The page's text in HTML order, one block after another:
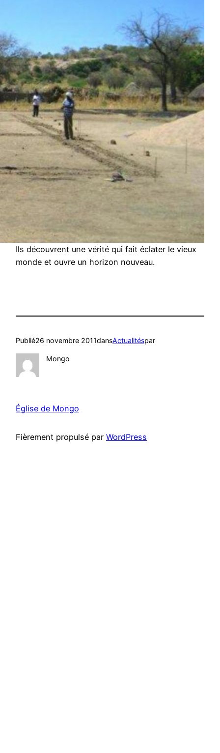
Ils découvrent une vérité qui fait éclater le vieux
monde et ouvre un horizon nouveau.
Publié26 novembre 2011dansActualitéspar
Mongo
Église de Mongo
Fièrement propulsé par WordPress